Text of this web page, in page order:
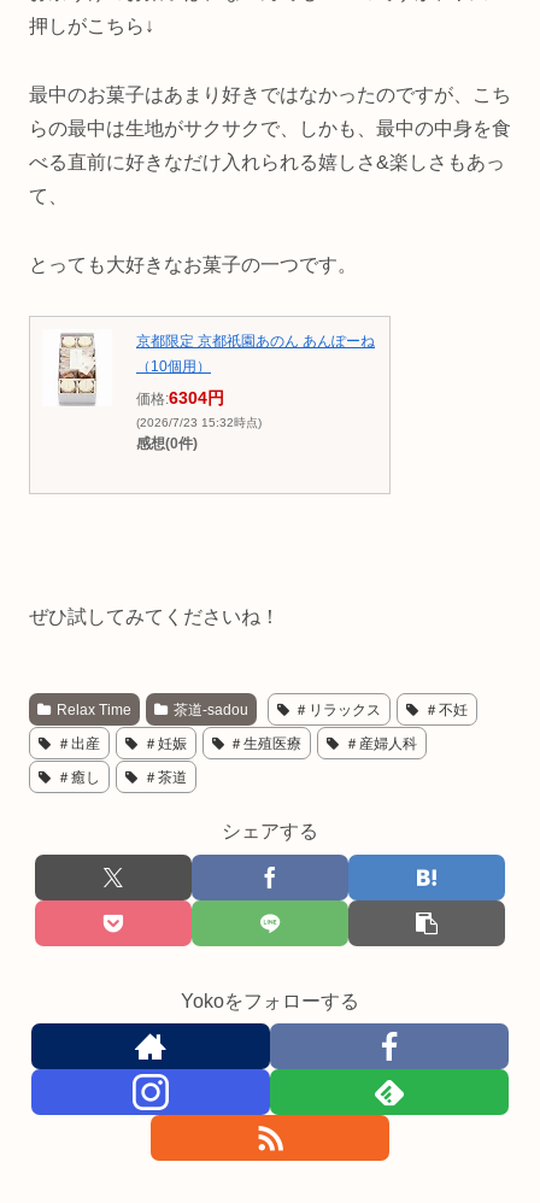
押しがこちら↓
最中のお菓子はあまり好きではなかったのですが、こち
らの最中は生地がサクサクで、しかも、最中の中身を食
べる直前に好きなだけ入れられる嬉しさ&楽しさもあっ
て、
とっても大好きなお菓子の一つです。
京都限定 京都祇園あのん あんぽーね
（10個用）
価格:6304円
(2026/7/23 15:32時点)
感想(0件)
ぜひ試してみてくださいね！
Relax Time 茶道-sadou ＃リラックス ＃不妊
＃出産 ＃妊娠 ＃生殖医療
＃産婦人科
＃癒し
＃茶道
シェアする
Yokoをフォローする